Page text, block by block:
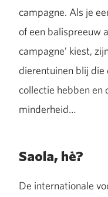
campagne. Als je
of een balispreeuw
campagne’ kiest,
dierentuinen blij
collectie hebben en
minderheid…
Saola, hè?
De internationale